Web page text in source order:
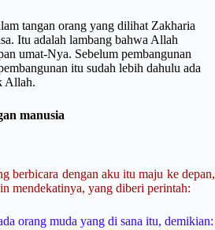
tangan orang yang dilihat Zakharia
Itu adalah lambang bahwa Allah
umat-Nya. Sebelum pembangunan
itu sudah lebih dahulu ada
Allah.
manusia
berbicara dengan aku itu maju ke depan,
mendekatinya, yang diberi perintah:
orang muda yang di sana itu, demikian: